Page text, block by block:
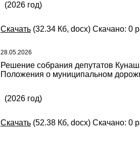
(2026 год)
Скачать (32.34 Кб, docx) Скачано: 0
28.05.2026
Решение собрания депутатов
Положения о муниципальном
(2026 год)
Скачать (52.38 Кб, docx) Скачано: 0